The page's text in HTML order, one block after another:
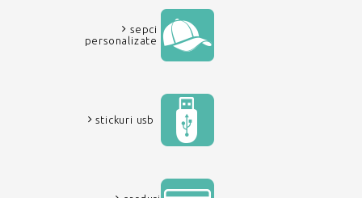
sepci
personalizate
stickuri usb